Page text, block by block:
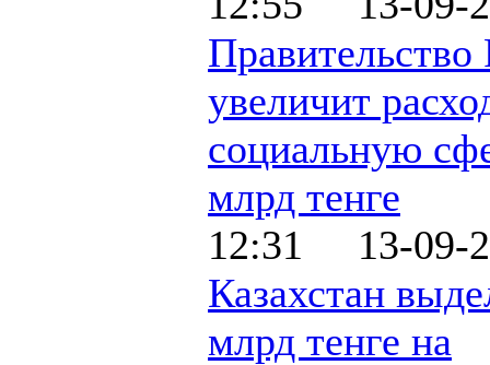
увеличит
социальную
млрд тенге
12:31 13-09-
Казахстан
млрд тенге на